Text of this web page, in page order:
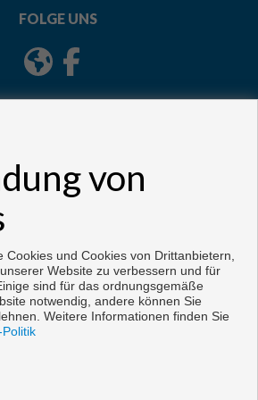
FOLGE UNS
2026. Alle Rechte vorbehalten.
Cookies policy
von
Cookies und Cookies von Drittanbietern,
Website zu verbessern und für
sind für das ordnungsgemäße
notwendig, andere können Sie
Weitere Informationen finden Sie